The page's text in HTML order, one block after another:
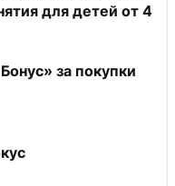
для детей от 4
за покупки